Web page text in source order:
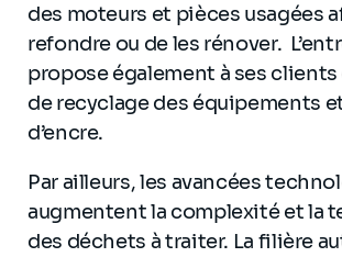
des moteurs et pièces usagées
refondre ou de les rénover.
propose également à ses
de recyclage des équipements
d’encre.
Par ailleurs, les avancées
augmentent la complexité et la
des déchets à traiter. La filière